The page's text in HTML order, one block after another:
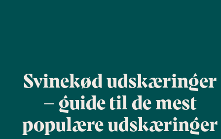
Svinekød udskæringer
– guide til de mest
populære udskæringer